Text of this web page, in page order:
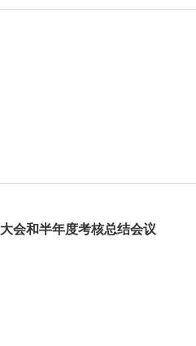
会和半年度考核总结会议